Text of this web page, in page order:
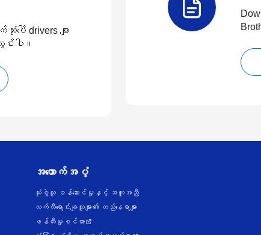
ါ် drivers များ
းပါ။
အထောက်အပံ့
သုံးစွဲသူ ဝန်ဆောင်မှုနှင့် အကူအညီ
လက်လီရောင်းချသူများ၏ တည်နေရာများ
ဖန်တီးမှုစင်တာ